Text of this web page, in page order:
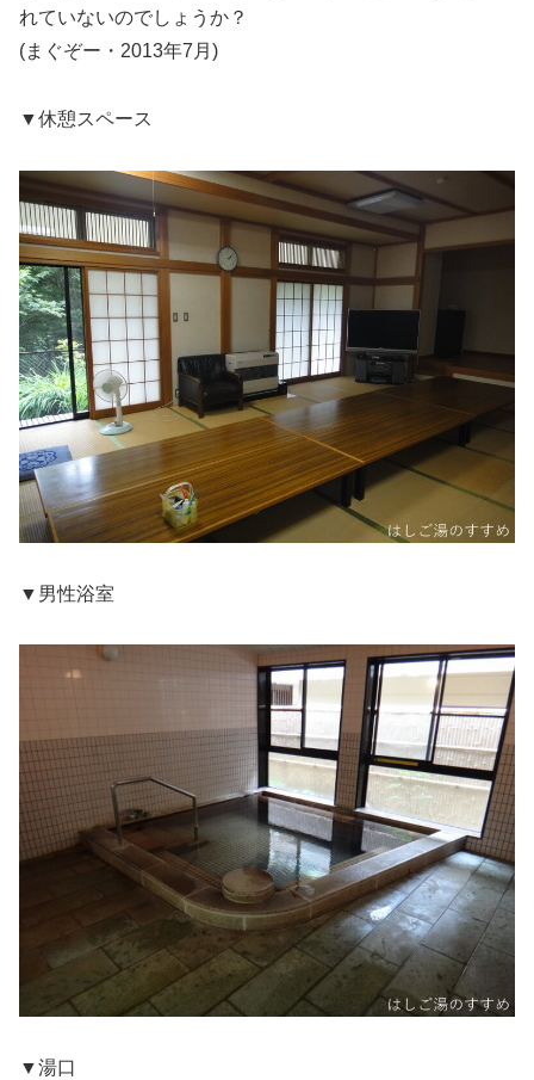
れていないのでしょうか？
(まぐぞー・2013年7月)
▼休憩スペース
▼男性浴室
▼湯口